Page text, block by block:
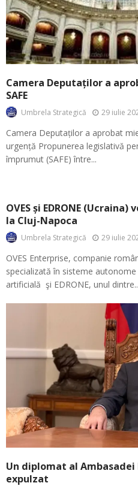
Camera Deputaților a
SAFE
Umbrela Strategică 29 iulie
Camera Deputaților a aprobat
urgență Propunerea legislativă
împrumut (SAFE) între...
OVES și EDRONE
la Cluj-Napoca
Umbrela Strategică 29 iulie
OVES Enterprise, companie
specializată în sisteme
artificială şi EDRONE, unul
Un diplomat al Ambasadei
expulzat